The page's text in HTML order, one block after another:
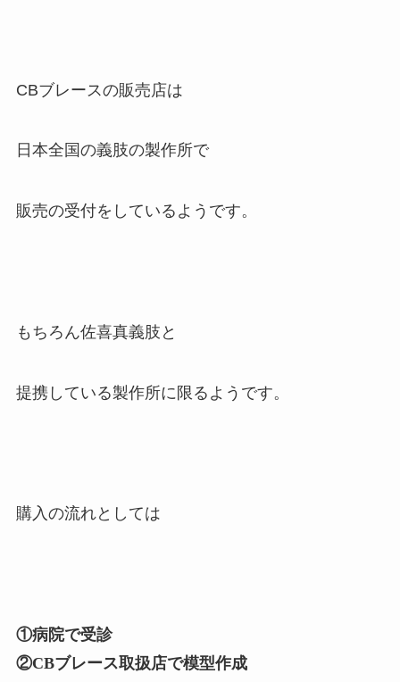
CBブレースの販売店は
日本全国の義肢の製作所で
販売の受付をしているようです。
もちろん佐喜真義肢と
提携している製作所に限るようです。
購入の流れとしては
①病院で受診
②CBブレース取扱店で模型作成